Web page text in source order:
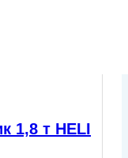
1,8 т HELI